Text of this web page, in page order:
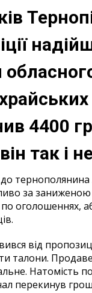
4400
так і
до
за заниженою
оголошеннях,
від
талони.
Натомість
перекинув